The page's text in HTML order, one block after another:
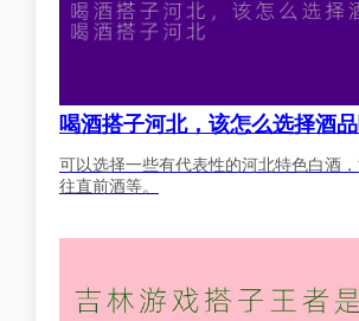
喝酒搭子河北，该怎么选择酒品
可以选择一些有代表性的河北特色白酒
往直前酒等。